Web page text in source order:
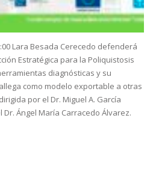
Lara Besada Cerecedo defenderá
Estratégica para la Poliquistosis
diagnósticas y su
como modelo exportable a otras
por el Dr. Miguel A. García
Ángel María Carracedo Álvarez.